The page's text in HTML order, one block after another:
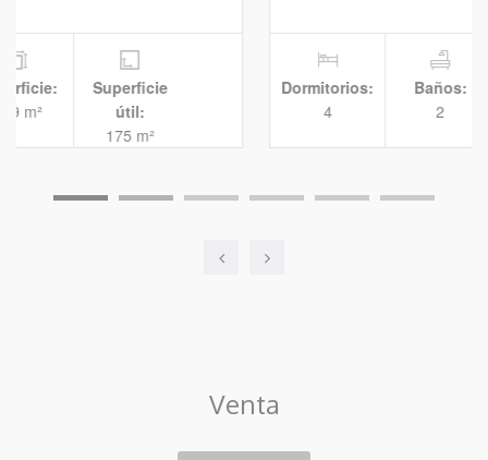
Dormitorios:
Baños:
Superficie:
156 m²
Superficie
Venta